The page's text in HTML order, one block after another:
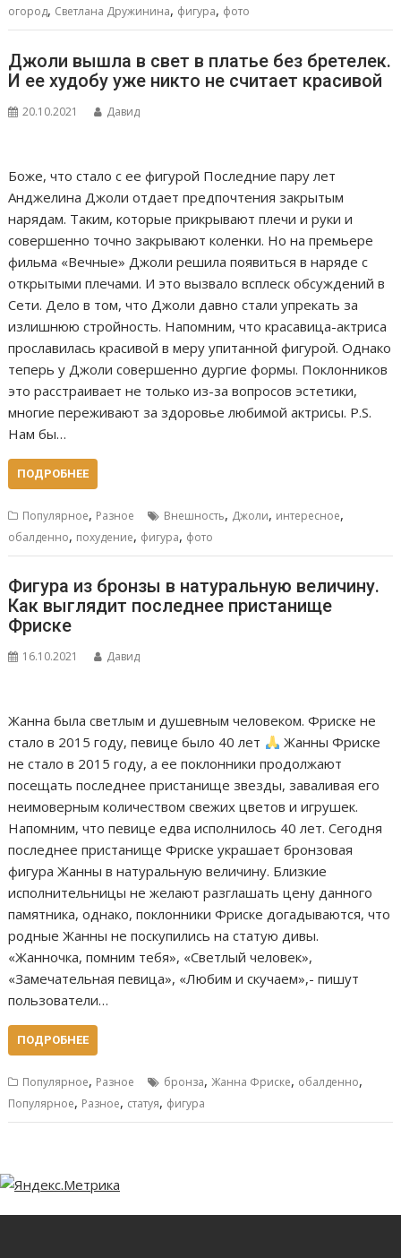
огород, Светлана Дружинина, фигура, фото
Джоли вышла в свет в платье без бретелек.
И ее худобу уже никто не считает красивой
20.10.2021 Давид
Боже, что стало с ее фигурой Последние пару лет
Анджелина Джоли отдает предпочтения закрытым
нарядам. Таким, которые прикрывают плечи и руки и
совершенно точно закрывают коленки. Но на премьере
фильма «Вечные» Джоли решила появиться в наряде с
открытыми плечами. И это вызвало всплеск обсуждений в
Сети. Дело в том, что Джоли давно стали упрекать за
излишнюю стройность. Напомним, что красавица-актриса
прославилась красивой в меру упитанной фигурой. Однако
теперь у Джоли совершенно дургие формы. Поклонников
это расстраивает не только из-за вопросов эстетики,
многие переживают за здоровье любимой актрисы. P.S.
Нам бы…
ПОДРОБНЕЕ
Популярное, Разное Внешность, Джоли, интересное,
обалденно, похудение, фигура, фото
Фигура из бронзы в натуральную величину.
Как выглядит последнее пристанище
Фриске
16.10.2021 Давид
Жанна была светлым и душевным человеком. Фриске не
стало в 2015 году, певице было 40 лет
Жанны Фриске
не стало в 2015 году, а ее поклонники продолжают
посещать последнее пристанище звезды, заваливая его
неимоверным количеством свежих цветов и игрушек.
Напомним, что певице едва исполнилось 40 лет. Сегодня
последнее пристанище Фриске украшает бронзовая
фигура Жанны в натуральную величину. Близкие
исполнительницы не желают разглашать цену данного
памятника, однако, поклонники Фриске догадываются, что
родные Жанны не поскупились на статую дивы.
«Жанночка, помним тебя», «Светлый человек»,
«Замечательная певица», «Любим и скучаем»,- пишут
пользователи…
ПОДРОБНЕЕ
Популярное, Разное бронза,Жанна Фриске, обалденно,
Популярное, Разное, статуя, фигура